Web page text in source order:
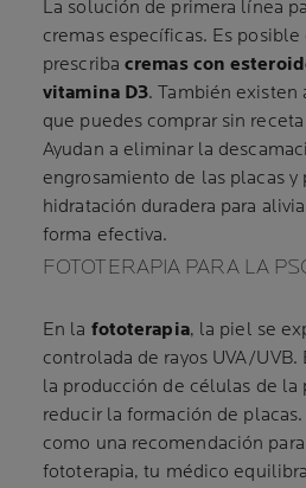
La solución de primera línea
cremas específicas. Es
prescriba cremas con
vitamina D3. También existen
que puedes comprar sin
Ayudan a eliminar la
engrosamiento de las placas y
hidratación duradera para
forma efectiva.
FOTOTERAPIA PARA LA
En la fototerapia, la piel se
controlada de rayos UVA/
la producción de células de la
reducir la formación de
como una recomendación
fototerapia, tu médico